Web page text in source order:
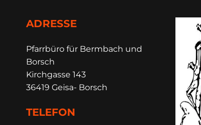
ADRESSE
Pfarrbüro für Bermbach und
Borsch
Kirchgasse 143
36419 Geisa- Borsch
TELEFON